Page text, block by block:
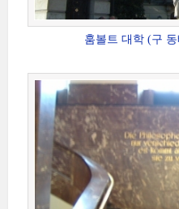
훔볼트 대학 (구